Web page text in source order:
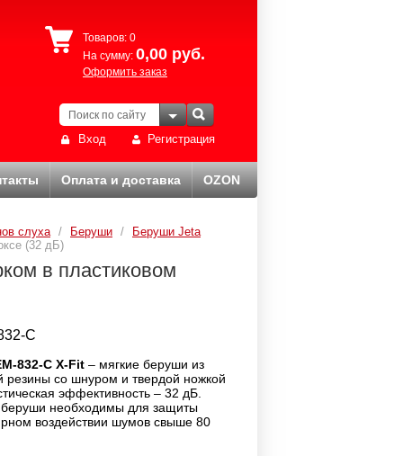
Товаров: 0
На сумму: 0,00 руб.
Оформить заказ
Вход Регистрация
Оплата и доставка OZON
слуха / Беруши /
Беруши Jeta
(32 дБ)
в пластиковом
C
832-C X-Fit – мягкие беруши из
резины со шнуром и твердой ножкой
эффективность – 32 дБ.
необходимы для защиты
воздействии шумов свыше 80